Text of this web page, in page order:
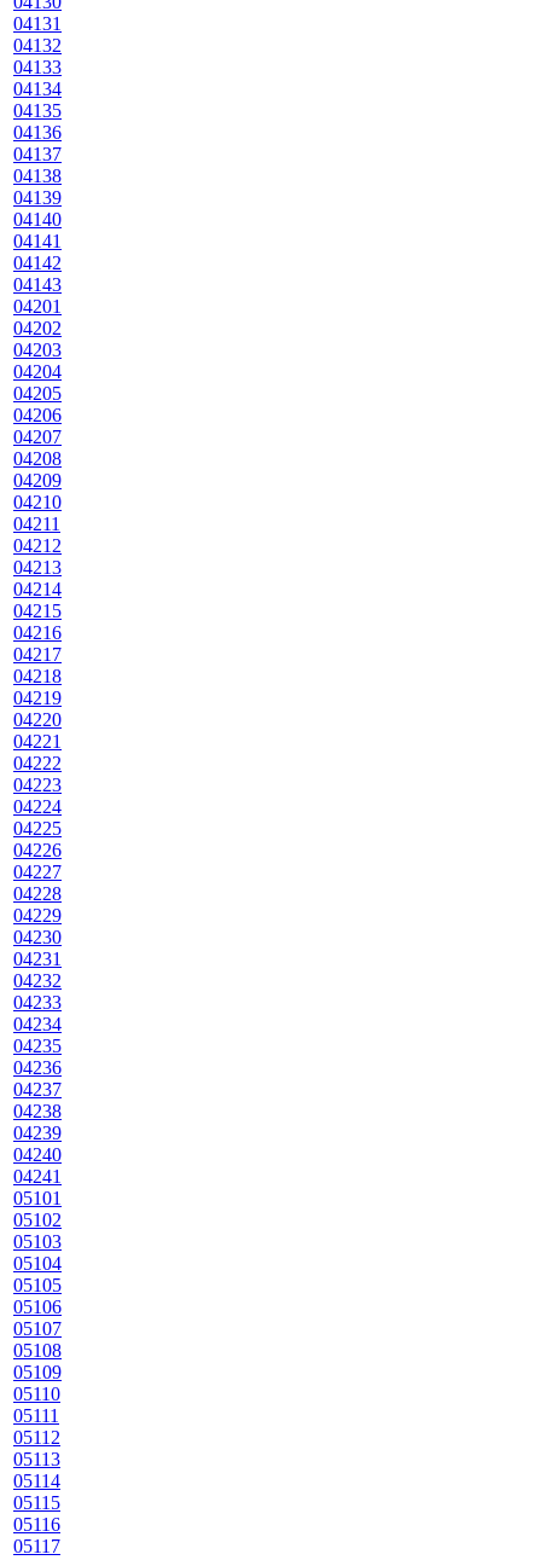
04131
04132
04133
04134
04135
04136
04137
04138
04139
04140
04141
04142
04143
04201
04202
04203
04204
04205
04206
04207
04208
04209
04210
04211
04212
04213
04214
04215
04216
04217
04218
04219
04220
04221
04222
04223
04224
04225
04226
04227
04228
04229
04230
04231
04232
04233
04234
04235
04236
04237
04238
04239
04240
04241
05101
05102
05103
05104
05105
05106
05107
05108
05109
05110
05111
05112
05113
05114
05115
05116
05117